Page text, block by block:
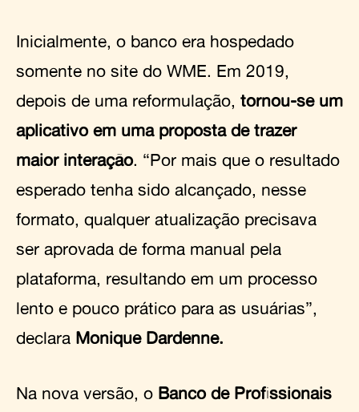
Inicialmente, o banco era hospedado
somente no site do WME. Em 2019,
depois de uma reformulação, tornou-se um
aplicativo em uma proposta de trazer
maior interação. “Por mais que o resultado
esperado tenha sido alcançado, nesse
formato, qualquer atualização precisava
ser aprovada de forma manual pela
plataforma, resultando em um processo
lento e pouco prático para as usuárias”,
declara Monique Dardenne.
Na nova versão, o Banco de Profissionais